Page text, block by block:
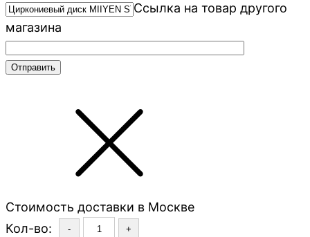
Ссылка на товар другого
магазина
Стоимость доставки в Москве
Кол-во:
- +